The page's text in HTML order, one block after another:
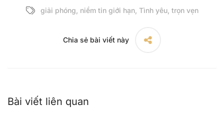
giải phóng niềm tin giới hạn, Tình yêu, trọn vẹn
Chia sẻ bài viết này
Bài viết liên quan